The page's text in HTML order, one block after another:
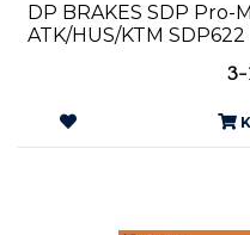
DP BRAKES SDP Pro-
ATK/HUS/KTM SDP622
3-